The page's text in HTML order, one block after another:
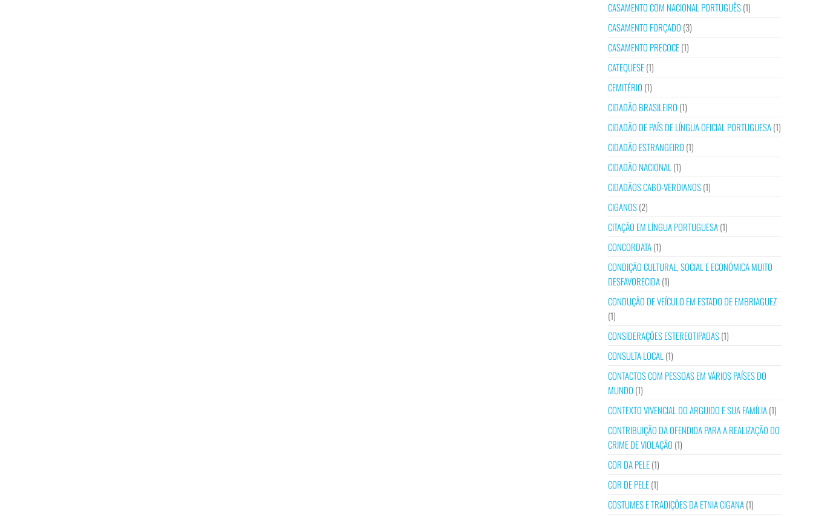
CASAMENTO COM NACIONAL PORTUGUÊS(1)
CASAMENTO FORÇADO (3)
CASAMENTO PRECOCE(1)
CATEQUESE(1)
CEMITÉRIO (1)
CIDADÃO BRASILEIRO (1)
CIDADÃO DE PAÍS DE LÍNGUA OFICIAL PORTUGUESA(1)
CIDADÃO ESTRANGEIRO (1)
CIDADÃO NACIONAL (1)
CIDADÃOS CABO-VERDIANOS(1)
CIGANOS(2)
CITAÇÃO EM LÍNGUA PORTUGUESA(1)
CONCORDATA(1)
CONDIÇÃO CULTURAL, SOCIAL E ECONÓMICA MUITO
DESFAVORECIDA(1)
CONDUÇÃO DE VEÍCULO EM ESTADO DE EMBRIAGUEZ
(1)
CONSIDERAÇÕES ESTEREOTIPADAS(1)
CONSULTA LOCAL (1)
CONTACTOS COM PESSOAS EM VÁRIOS PAÍSES DO
MUNDO (1)
CONTEXTO VIVENCIAL DO ARGUIDO E SUA FAMÍLIA(1)
CONTRIBUIÇÃO DA OFENDIDA PARA A REALIZAÇÃO DO
CRIME DE VIOLAÇÃO (1)
COR DA PELE(1)
COR DE PELE(1)
COSTUMES E TRADIÇÕES DA ETNIA CIGANA(1)